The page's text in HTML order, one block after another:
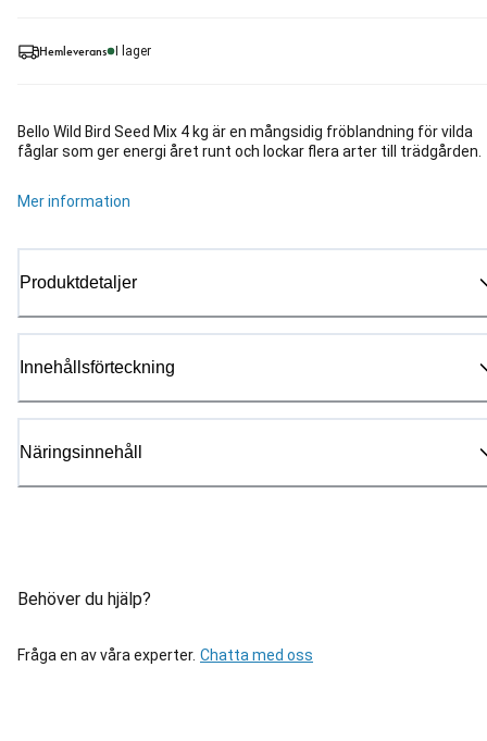
Hemleverans I lager
Bello Wild Bird Seed Mix 4 kg är en mångsidig fröblandning för vilda
fåglar som ger energi året runt och lockar flera arter till trädgården.
Mer information
Produktdetaljer
Innehållsförteckning
Näringsinnehåll
Behöver du hjälp?
Fråga en av våra experter. Chatta med oss